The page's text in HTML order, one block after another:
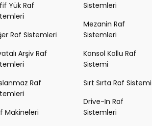
Yük Raf
Raf Sistemleri
Arşiv Raf
Raf
Makineleri
Sistemleri
Mezanin Raf
Sistemleri
Konsol Kollu Raf
Sistemi
Sırt Sırta Raf Sistemi
Drive-In Raf
Sistemleri